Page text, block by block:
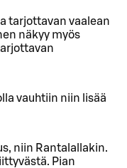
tarjottavan vaalean
näkyy myös
vauhtiin niin lisää
niin Rantalallakin.
Pian